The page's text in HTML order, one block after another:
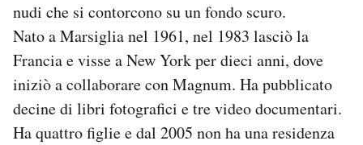
nudi che si contorcono su un fondo scuro.
Nato a Marsiglia nel 1961, nel 1983 lasciò la
Francia e visse a New York per dieci anni, dove
iniziò a collaborare con Magnum. Ha pubblicato
decine di libri fotografici e tre video documentari.
Ha quattro figlie e dal 2005 non ha una residenza